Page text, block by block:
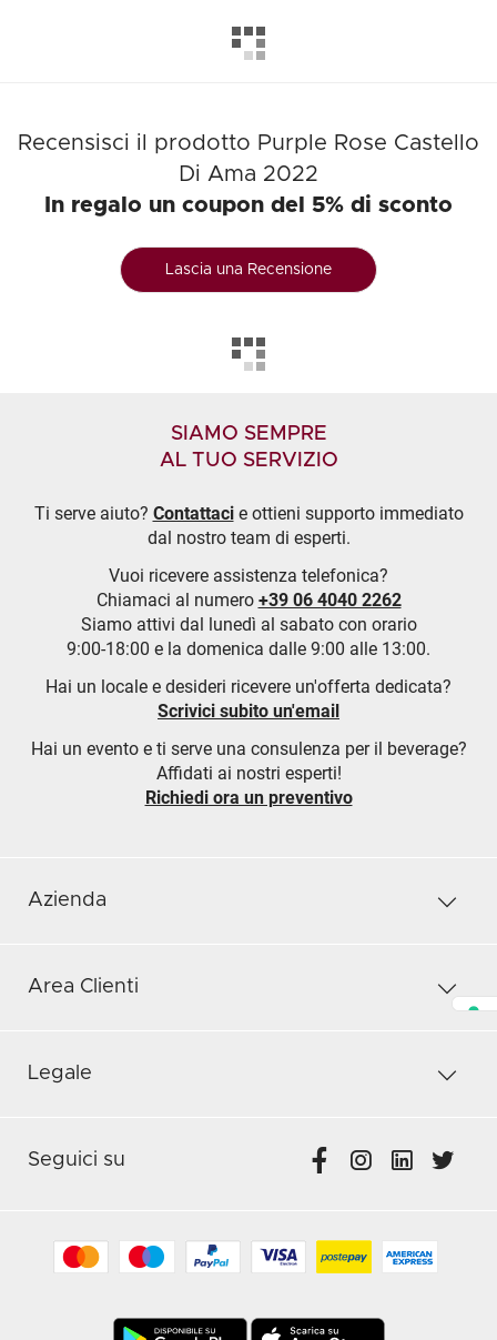
Recensisci il prodotto Purple Rose Castello
Di Ama 2022
In regalo un coupon del 5% di sconto
Lascia una Recensione
SIAMO SEMPRE
AL TUO SERVIZIO
Ti serve aiuto? Contattacie ottieni supporto immediato
dal nostro team di esperti.
Vuoi ricevere assistenza telefonica?
Chiamaci al numero +39 06 4040 2262
Siamo attivi dal lunedì al sabato con orario
9:00-18:00 e la domenica dalle 9:00 alle 13:00.
Hai un locale e desideri ricevere un'offerta dedicata?
Scrivici subito un'email
Hai un evento e ti serve una consulenza per il beverage?
Affidati ai nostri esperti!
Richiedi ora un preventivo
Azienda
Area Clienti
Legale
Seguici su